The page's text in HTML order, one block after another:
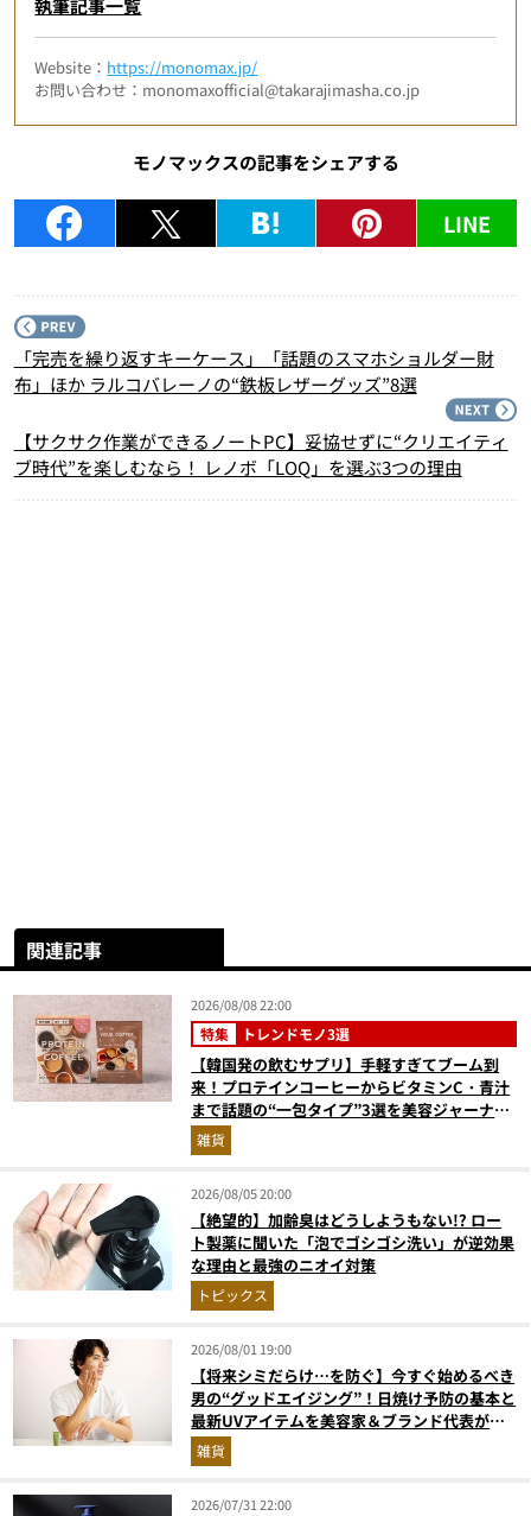
執筆記事一覧
Website： https://monomax.jp/
お問い合わせ：monomaxofficial@takarajimasha.co.jp
モノマックスの記事をシェアする
LINE
「完売を繰り返すキーケース」「話題のスマホショルダー財
布」ほか ラルコバレーノの“鉄板レザーグッズ”8選
【サクサク作業ができるノートPC】妥協せずに“クリエイティ
ブ時代”を楽しむなら！ レノボ「LOQ」を選ぶ3つの理由
関連記事
2026/08/08 22:00
特集 トレンドモノ3選
【韓国発の飲むサプリ】手軽すぎてブーム到
来！プロテインコーヒーからビタミンC・青汁
まで話題の“一包タイプ”3選を美容ジャーナリ
ストが徹底解説
雑貨
2026/08/05 20:00
【絶望的】加齢臭はどうしようもない!? ロー
ト製薬に聞いた「泡でゴシゴシ洗い」が逆効果
な理由と最強のニオイ対策
トピックス
2026/08/01 19:00
【将来シミだらけ…を防ぐ】今すぐ始めるべき
男の“グッドエイジング”！日焼け予防の基本と
最新UVアイテムを美容家＆ブランド代表がプ
ロ目線で指南／大人の価値向上研究所
雑貨
2026/07/31 22:00